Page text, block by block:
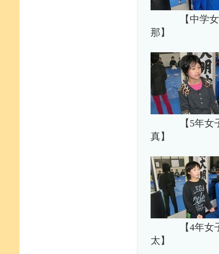
【中学
那】
【5年
真】
【4年
太】